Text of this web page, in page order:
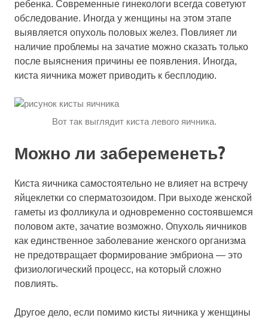
ребенка. Современные гинекологи всегда советуют
обследование. Иногда у женщины на этом этапе
выявляется опухоль половых желез. Повлияет ли
наличие проблемы на зачатие можно сказать только
после выяснения причины ее появления. Иногда,
киста яичника может приводить к бесплодию.
Вот так выглядит киста левого яичника.
Можно ли забеременеть?
Киста яичника самостоятельно не влияет на встречу
яйцеклетки со сперматозоидом. При выходе женской
гаметы из фолликула и одновременно состоявшемся
половом акте, зачатие возможно. Опухоль яичников
как единственное заболевание женского организма
не предотвращает формирование эмбриона — это
физиологический процесс, на который сложно
повлиять.
Другое дело, если помимо кисты яичника у женщины